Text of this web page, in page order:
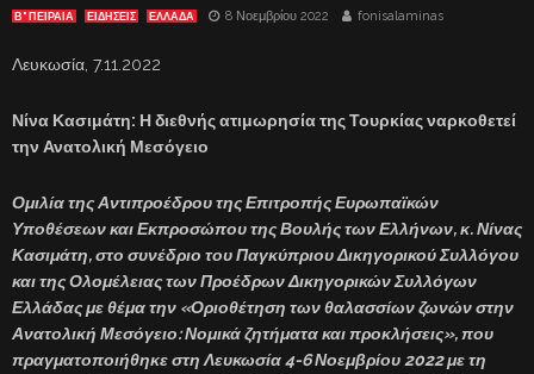
Β' ΠΕΙΡΑΙΑ ΕΙΔΗΣΕΙΣ ΕΛΛΑΔΑ 8 Νοεμβρίου 2022 fonisalaminas
Λευκωσία, 7.11.2022
Νίνα Κασιμάτη: Η διεθνής ατιμωρησία της Τουρκίας ναρκοθετεί
την Ανατολική Μεσόγειο
Ομιλία της Αντιπροέδρου της Επιτροπής Ευρωπαϊκών
Υποθέσεων και Εκπροσώπου της Βουλής των Ελλήνων, κ. Νίνας
Κασιμάτη, στο συνέδριο του Παγκύπριου Δικηγορικού Συλλόγου
και της Ολομέλειας των Προέδρων Δικηγορικών Συλλόγων
Ελλάδας με θέμα την «Οριοθέτηση των θαλασσίων ζωνών στην
Ανατολική Μεσόγειο: Νομικά ζητήματα και προκλήσεις», που
πραγματοποιήθηκε στη Λευκωσία 4-6 Νοεμβρίου 2022 με τη